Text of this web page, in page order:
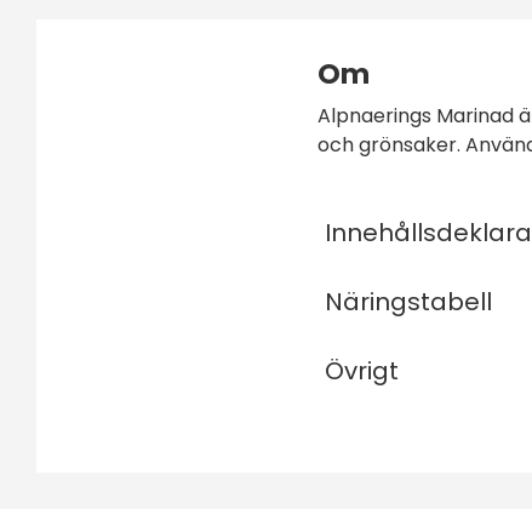
Om
Alpnaerings Marinad
och grönsaker.
Näringstabell
Övrigt